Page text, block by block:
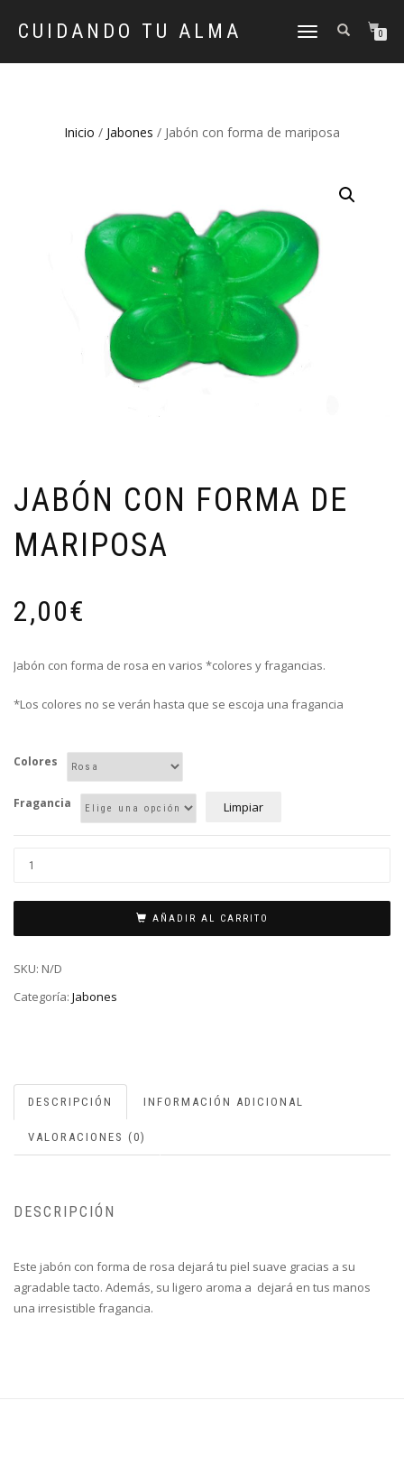
CUIDANDO TU ALMA
CAMBIAR
0
Inicio / Jabones / Jabón con forma de mariposa
JABÓN CON FORMA DE
MARIPOSA
2,00€
Jabón con forma de rosa en varios *colores y fragancias.
*Los colores no se verán hasta que se escoja una fragancia
Colores
Fragancia Limpiar
AÑADIR AL CARRITO
SKU: N/D
Categoría: Jabones
DESCRIPCIÓN INFORMACIÓN ADICIONAL
VALORACIONES (0)
DESCRIPCIÓN
Este jabón con forma de rosa dejará tu piel suave gracias a su
agradable tacto. Además, su ligero aroma a dejará en tus manos
una irresistible fragancia.